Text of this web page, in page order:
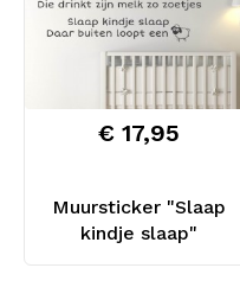
Muursticker "Slaap
kindje slaap"
€ 17,95